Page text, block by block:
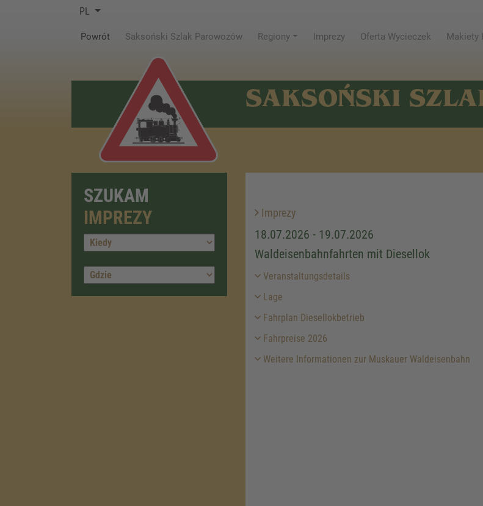
PL
Powrót (current)
Saksoński Szlak Parowozów Regiony Imprezy Oferta Wycieczek Makiety
SAKSOŃSKI
SZUKAM
IMPREZY
Imprezy
18.07.2026 - 19.07.2026
Waldeisenbahnfahrten mit Diesellok
Veranstaltungsdetails
Lage
Fahrplan Diesellokbetrieb
Fahrpreise 2026
Weitere Informationen zur Muskauer Waldeisenbahn